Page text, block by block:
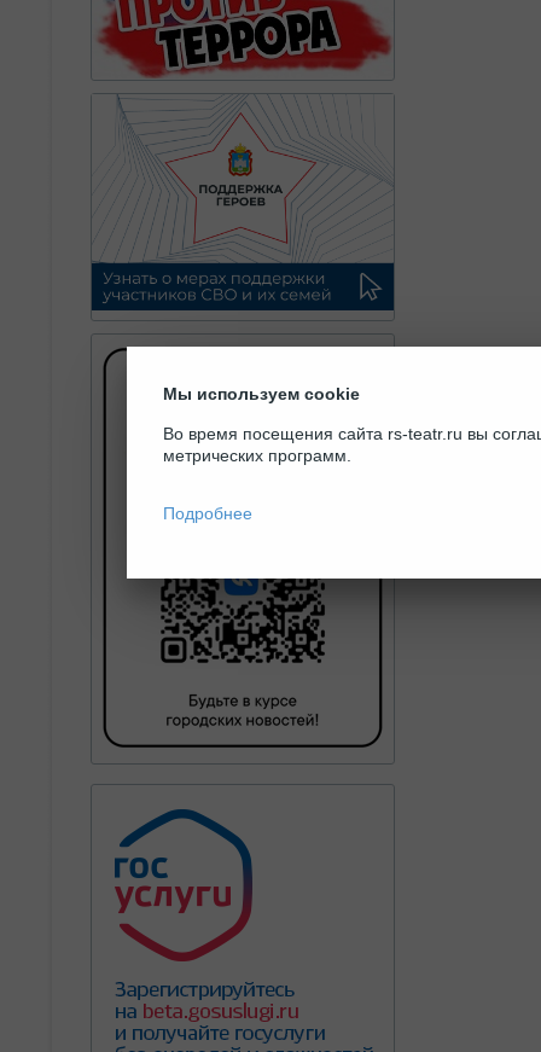
Мы используем cookie
Во время посещения сайта rs-teatr.ru вы
метрических программ.
Подробнее